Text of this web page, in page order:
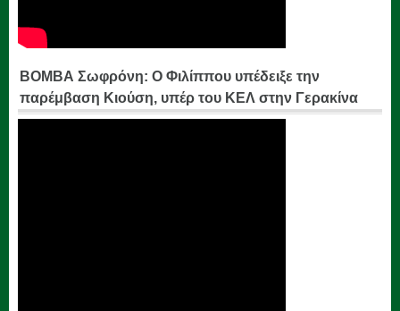
ΒΟΜΒΑ Σωφρόνη: Ο Φιλίππου υπέδειξε την
παρέμβαση Κιούση, υπέρ του ΚΕΛ στην Γερακίνα